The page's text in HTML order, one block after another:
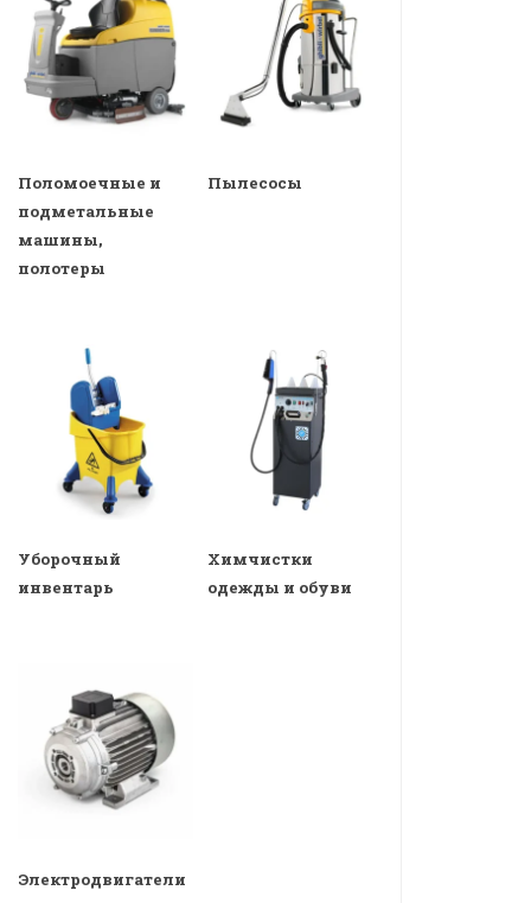
Поломоечные и
подметальные
машины,
полотеры
Пылесосы
Уборочный
инвентарь
Химчистки
одежды и обуви
Электродвигатели